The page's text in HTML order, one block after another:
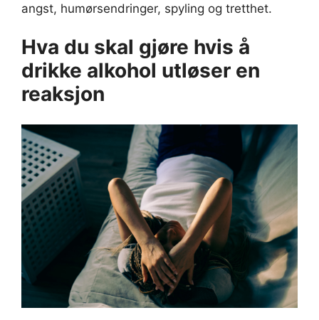
angst, humørsendringer, spyling og tretthet.
Hva du skal gjøre hvis å
drikke alkohol utløser en
reaksjon